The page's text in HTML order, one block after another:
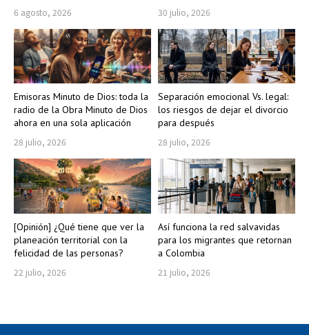
6 agosto, 2026 30 julio, 2026
Emisoras Minuto de Dios: toda la
radio de la Obra Minuto de Dios
ahora en una sola aplicación
28 julio, 2026
Separación emocional Vs. legal:
los riesgos de dejar el divorcio
para después
28 julio, 2026
[Opinión] ¿Qué tiene que ver la
planeación territorial con la
felicidad de las personas?
22 julio, 2026
Así funciona la red salvavidas
para los migrantes que retornan
a Colombia
21 julio, 2026